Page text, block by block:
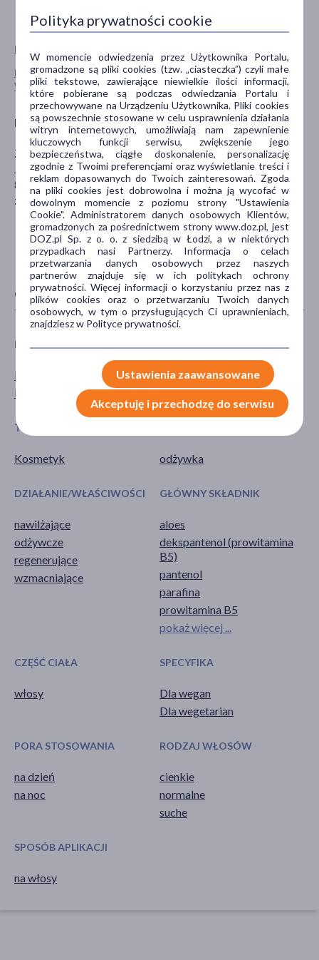
Pokaż wszystkie produkty ZIAJA
Pokaż wszystkie produkty linii Intensywna Pielęgnacja
Włosów marki Ziaja
Producent
ZIAJA
Jesienna 9
80-298 Gdańsk
ziaja@ziaja.com
CECHY PRODUKTU
PŁEĆ
Mężczyzna
Kobieta
dla młodzieży
dla dorosłych
TYP PRODUKTU
Kosmetyk odżywka
DZIAŁANIE/WŁAŚCIWOŚCI
nawilżające
odżywcze
regenerujące
wzmacniające
GŁÓWNY SKŁADNIK
aloes
dekspantenol (prowitamina
B5)
pantenol
parafina
prowitamina B5
pokaż więcej ...
CZĘŚĆ CIAŁA
włosy
SPECYFIKA
Dla wegan
Dla wegetarian
PORA STOSOWANIA
na dzień
na noc
RODZAJ WŁOSÓW
cienkie
normalne
suche
SPOSÓB APLIKACJI
na włosy
Polityka prywatności cookie
W momencie odwiedzenia przez Użytkownika Portalu,
gromadzone są pliki cookies (tzw. „ciasteczka”) czyli małe
pliki tekstowe, zawierające niewielkie ilości informacji,
które pobierane są podczas odwiedzania Portalu i
przechowywane na Urządzeniu Użytkownika. Pliki cookies
są powszechnie stosowane w celu usprawnienia działania
witryn internetowych, umożliwiają nam zapewnienie
kluczowych funkcji serwisu, zwiększenie jego
bezpieczeństwa, ciągłe doskonalenie, personalizację
zgodnie z Twoimi preferencjami oraz wyświetlanie treści i
reklam dopasowanych do Twoich zainteresowań. Zgoda
na pliki cookies jest dobrowolna i można ją wycofać w
dowolnym momencie z poziomu strony "Ustawienia
Cookie". Administratorem danych osobowych Klientów,
gromadzonych za pośrednictwem strony www.doz.pl, jest
DOZ.pl Sp. z o. o. z siedzibą w Łodzi, a w niektórych
przypadkach nasi Partnerzy. Informacja o celach
przetwarzania danych osobowych przez naszych
partnerów znajduje się w ich politykach ochrony
prywatności. Więcej informacji o korzystaniu przez nas z
plików cookies oraz o przetwarzaniu Twoich danych
osobowych, w tym o przysługujących Ci uprawnieniach,
znajdziesz w Polityce prywatności.
Ustawienia zaawansowane
Akceptuję i przechodzę do serwisu